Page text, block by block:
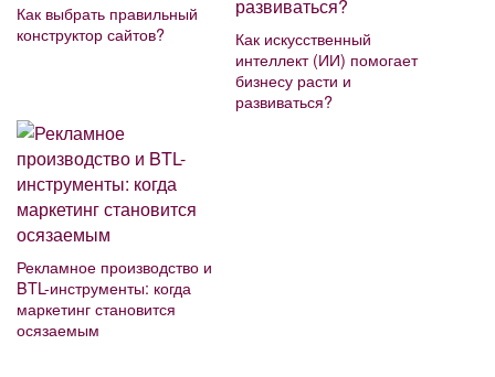
Как выбрать правильный
конструктор сайтов?
Как искусственный
интеллект (ИИ) помогает
бизнесу расти и
развиваться?
Рекламное производство и
BTL-инструменты: когда
маркетинг становится
осязаемым